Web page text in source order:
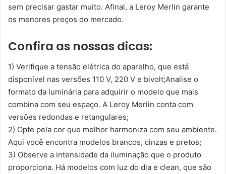
sem precisar gastar muito. Afinal, a Leroy Merlin garante
os menores preços do mercado.
Confira as nossas dicas:
1) Verifique a tensão elétrica do aparelho, que está
disponível nas versões 110 V, 220 V e bivolt;Analise o
formato da luminária para adquirir o modelo que mais
combina com seu espaço. A Leroy Merlin conta com
versões redondas e retangulares;
2) Opte pela cor que melhor harmoniza com seu ambiente.
Aqui você encontra modelos brancos, cinzas e pretos;
3) Observe a intensidade da iluminação que o produto
proporciona. Há modelos com luz do dia e clean, que são